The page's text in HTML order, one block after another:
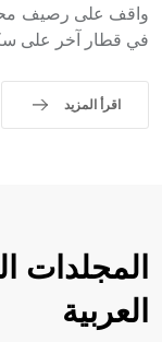
واقف على رصيف
في قطار آخر على
اقرأ المزيد
المجلدات
العربية